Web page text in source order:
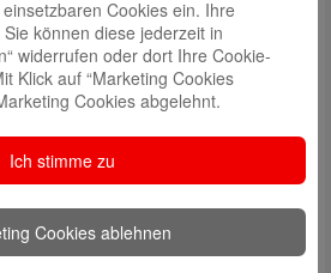
Neufeld
Tietz
Cookies ein. Ihre
können diese jederzeit in
widerrufen oder dort Ihre Cookie-
Klick auf “Marketing Cookies
Cookies abgelehnt.
Ich stimme zu
Cookies ablehnen